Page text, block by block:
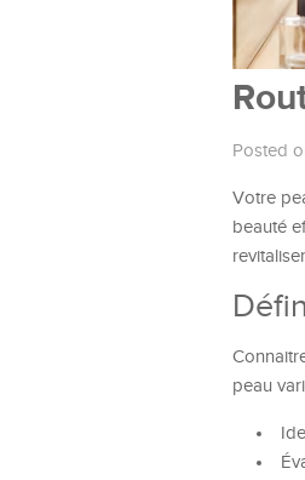
Posted
Votre
beauté
peau